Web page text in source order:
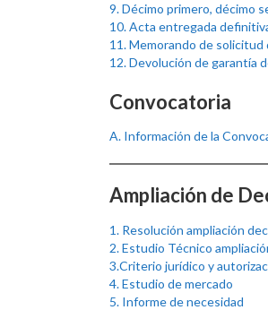
9. Décimo primero, décimo
10. Acta entregada
11. Memorando de
12. Devolución de garantía
Convocatoria
A. Información de la
Ampliación de
1. Resolución ampliación
2. Estudio Técnico
3.Criterio jurídico y
4. Estudio de mercado
5. Informe de necesidad